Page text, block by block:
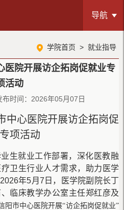
导航
学院首页 > 就业指导
医院开展访企拓岗促就业专
活动
时间：2026年05月07日
中心医院开展访企拓岗促
专项活动
生就业工作部署，深化医教融
卫生行业人才需求，助力医学
2026年5月7日 ，医学院副院长丁
临床教学办公室主任郑红彦及
阳市中心医院开展“访企拓岗促就业”